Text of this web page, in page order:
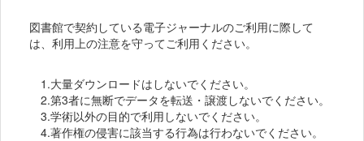
図書館で契約している電子ジャーナルのご利用に際して
は、利用上の注意を守ってご利用ください。
1.大量ダウンロードはしないでください。
2.第3者に無断でデータを転送・譲渡しないでください。
3.学術以外の目的で利用しないでください。
4.著作権の侵害に該当する行為は行わないでください。